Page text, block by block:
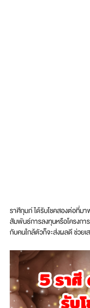
ราศีกุมภ์ ได้รับโชคสองต่อที่มา
สัมพันธ์การลงทุนหรือโครงการ
กับคนใกล้ตัวก็จะส่งผลดี ช่วยเส